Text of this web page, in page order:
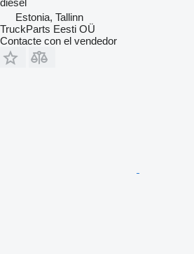
diésel
Estonia, Tallinn
TruckParts Eesti OÜ
Contacte con el vendedor